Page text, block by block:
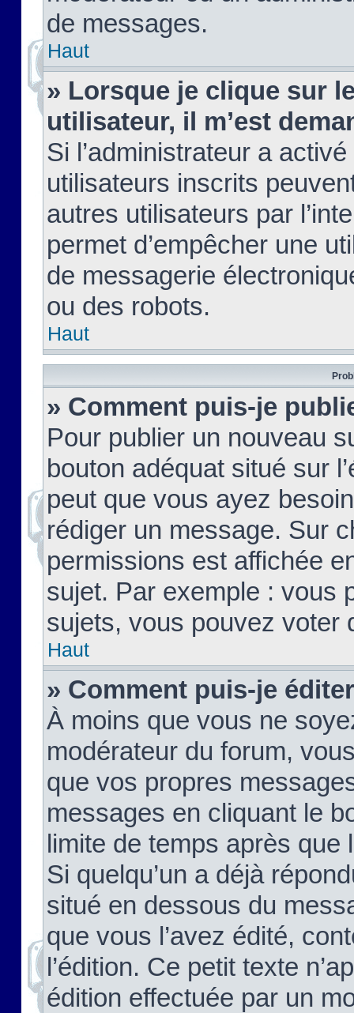
de messages.
Haut
» Lorsque je clique sur
utilisateur, il m’est
Si l’administrateur a
utilisateurs inscrits
autres utilisateurs par
permet d’empêcher une
de messagerie
ou des robots.
Haut
» Comment puis-je
Pour publier un nouveau
bouton adéquat situé sur
peut que vous ayez
rédiger un message. Sur
permissions est affichée
sujet. Par exemple : vous
sujets, vous pouvez voter
Haut
» Comment puis-je
À moins que vous ne
modérateur du forum,
que vos propres
messages en cliquant le
limite de temps après que
Si quelqu’un a déjà
situé en dessous du
que vous l’avez édité,
l’édition. Ce petit texte
édition effectuée par un